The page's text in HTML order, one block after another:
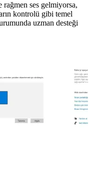
ses gelmiyorsa,
kontrolü gibi temel
uzman desteği